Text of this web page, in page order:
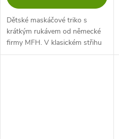
Dětské maskáčové triko s
krátkým rukávem od německé
firmy MFH. V klasickém střihu
s lemováním kolem krku.